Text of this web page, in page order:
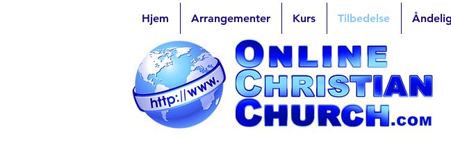
Hjem Arrangementer Kurs Tilbedelse